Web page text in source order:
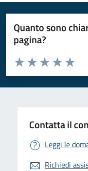
Quanto sono
pagina?
Valuta da 1 a 5 stelle la
Valuta
Valuta 4
Valuta 3
Valuta 2 stelle su
Valuta 1 stelle su 5
Contatta il
Leggi le
Richiedi